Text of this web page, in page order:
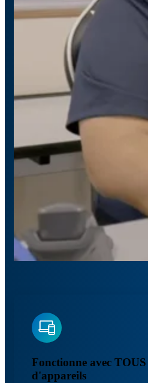
Fonctionne avec TOUS
d'appareils